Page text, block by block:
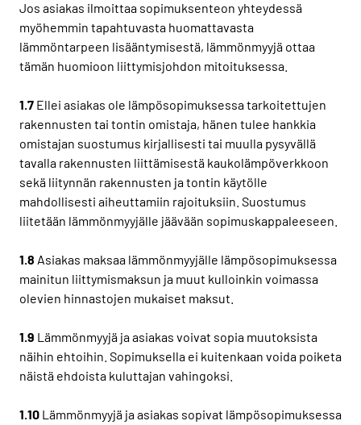
Jos asiakas ilmoittaa sopimuksenteon yhteydessä
myöhemmin tapahtuvasta huomattavasta
lämmöntarpeen lisääntymisestä, lämmönmyyjä ottaa
tämän huomioon liittymisjohdon mitoituksessa.
1.7 Ellei asiakas ole lämpösopimuksessa tarkoitettujen
rakennusten tai tontin omistaja, hänen tulee hankkia
omistajan suostumus kirjallisesti tai muulla pysyvällä
tavalla rakennusten liittämisestä kaukolämpöverkkoon
sekä liitynnän rakennusten ja tontin käytölle
mahdollisesti aiheuttamiin rajoituksiin. Suostumus
liitetään lämmönmyyjälle jäävään sopimuskappaleeseen.
1.8 Asiakas maksaa lämmönmyyjälle lämpösopimuksessa
mainitun liittymismaksun ja muut kulloinkin voimassa
olevien hinnastojen mukaiset maksut.
1.9 Lämmönmyyjä ja asiakas voivat sopia muutoksista
näihin ehtoihin. Sopimuksella ei kuitenkaan voida poiketa
näistä ehdoista kuluttajan vahingoksi.
1.10 Lämmönmyyjä ja asiakas sopivat lämpösopimuksessa